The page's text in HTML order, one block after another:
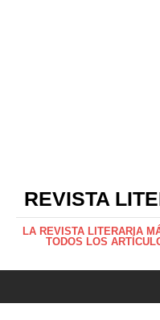
REVISTA
LA REVISTA LITERARIA
TODOS LOS